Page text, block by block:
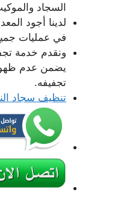
السجاد
لدينا أجود
في عمليات
ونقدم خدمة
يضمن عدم
تجفيفه.
تنظيف سجاد